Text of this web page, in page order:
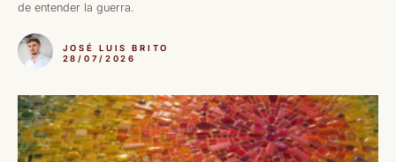
de entender la guerra.
JOSÉ LUIS BRITO
28/07/2026